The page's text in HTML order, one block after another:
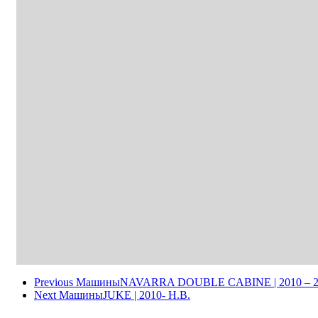
Previous МашиныNAVARRA DOUBLE CABINE | 2010 –
Next МашиныJUKE | 2010- Н.В.